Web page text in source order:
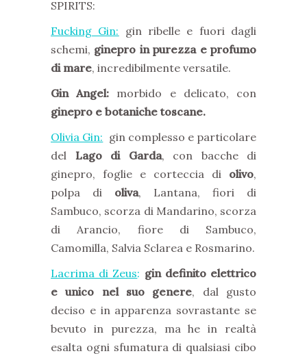
SPIRITS:
Fucking Gin: gin ribelle e fuori dagli
schemi, ginepro in purezza e profumo
di mare, incredibilmente versatile.
Gin Angel: morbido e delicato, con
ginepro e botaniche toscane.
Olivia Gin: gin complesso e particolare
del Lago di Garda, con bacche di
ginepro, foglie e corteccia di olivo,
polpa di oliva, Lantana, fiori di
Sambuco, scorza di Mandarino, scorza
di Arancio, fiore di Sambuco,
Camomilla, Salvia Sclarea e Rosmarino.
Lacrima di Zeus: gin definito elettrico
e unico nel suo genere, dal gusto
deciso e in apparenza sovrastante se
bevuto in purezza, ma he in realtà
esalta ogni sfumatura di qualsiasi cibo